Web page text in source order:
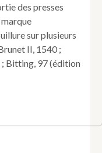
des presses
sur plusieurs
II, 1540 ;
; Bitting, 97 (édition